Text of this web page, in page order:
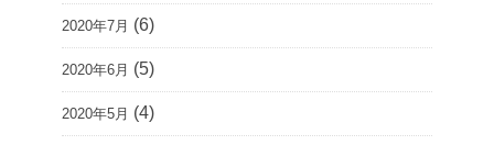
2020年7月 (6)
2020年6月 (5)
2020年5月 (4)